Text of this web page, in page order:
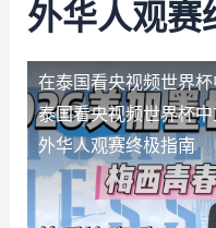
外华人观赛
在泰国看央视频世界
泰国看央视频世界杯
外华人观赛终极指南